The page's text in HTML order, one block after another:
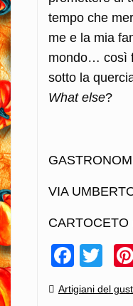
tempo che
me e la mia
mondo… così
sotto la
What else?
VIA
CARTOCETO
Categories:
Artigiani del